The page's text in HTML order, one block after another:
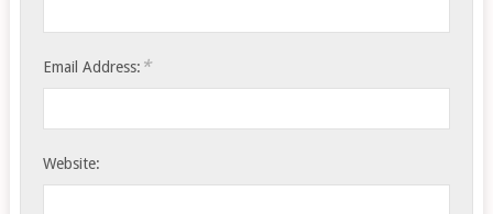
Email Address: *
Website: